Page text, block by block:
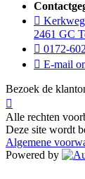
2461 GC
0172-
E-mail
Bezoek de
Alle rechten
Deze site wordt
Algemene
Powered by